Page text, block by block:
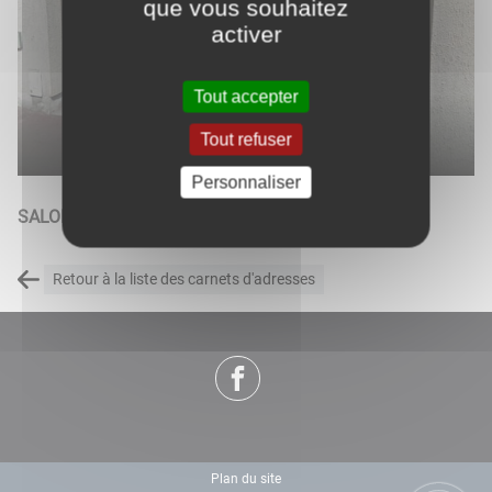
SALONS DE COIFFURE
Retour à la liste des carnets d'adresses
Plan du site
que vous souhaitez
activer
Tout accepter
Tout refuser
Personnaliser